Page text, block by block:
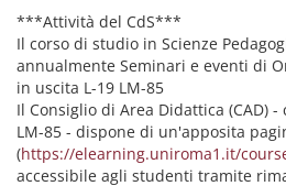
***Attività del CdS***
Il corso di studio in Scienze
annualmente Seminari e eventi di
in uscita L-19 LM-85
Il Consiglio di Area Didattica (CAD)
LM-85 - dispone di un'apposita
(https://elearning.uniroma1.it/
accessibile agli studenti tramite